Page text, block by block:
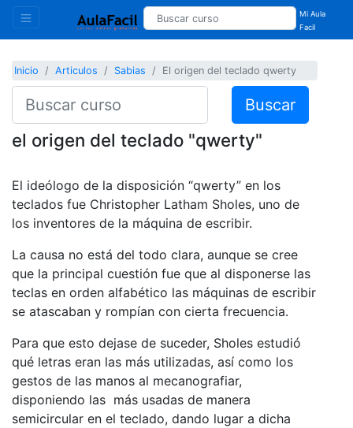
Mi Aula
Facil
Inicio Articulos Sabias El origen del teclado qwerty
Buscar
el origen del teclado "qwerty"
El ideólogo de la disposición “qwerty” en los
teclados fue Christopher Latham Sholes, uno de
los inventores de la máquina de escribir.
La causa no está del todo clara, aunque se cree
que la principal cuestión fue que al disponerse las
teclas en orden alfabético las máquinas de escribir
se atascaban y rompían con cierta frecuencia.
Para que esto dejase de suceder, Sholes estudió
qué letras eran las más utilizadas, así como los
gestos de las manos al mecanografiar,
disponiendo las más usadas de manera
semicircular en el teclado, dando lugar a dicha